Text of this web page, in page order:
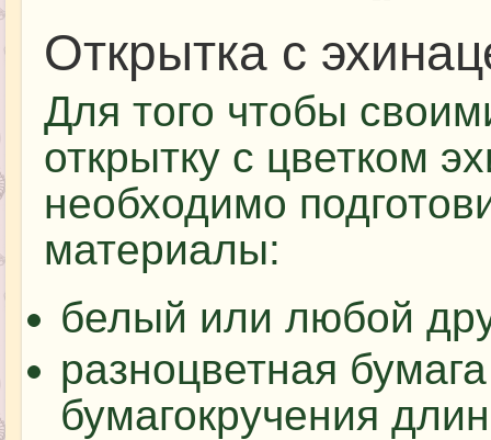
Открытка с
Для того чтобы
открытку с цветком
необходимо
материалы:
белый или любой
разноцветная
бумагокручения